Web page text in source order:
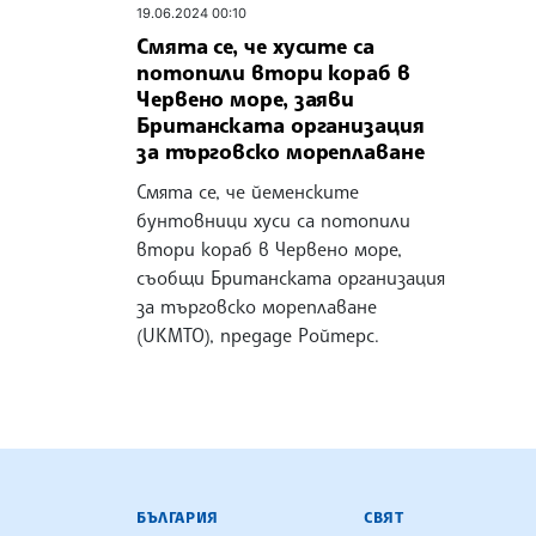
19.06.2024 00:10
Смята се, че хусите са
потопили втори кораб в
Червено море, заяви
Британската организация
за търговско мореплаване
Смята се, че йеменските
бунтовници хуси са потопили
втори кораб в Червено море,
съобщи Британската организация
за търговско мореплаване
(UKMTO), предаде Ройтерс.
БЪЛГАРСКА ТЕЛЕГРАФНА
БЪЛГАРИЯ СВЯТ